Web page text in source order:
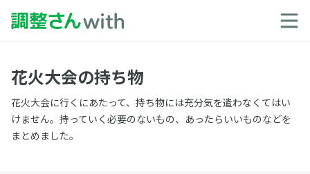
花火大会の持ち物
花火大会に行くにあたって、持ち物には充分気を遣わなくてはい
けません。持っていく必要のないもの、あったらいいものなどを
まとめました。